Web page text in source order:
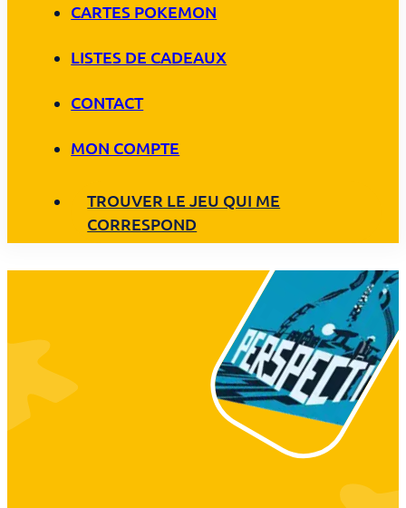
CARTES POKEMON
LISTES DE CADEAUX
CONTACT
MON COMPTE
TROUVER LE JEU QUI ME
CORRESPOND